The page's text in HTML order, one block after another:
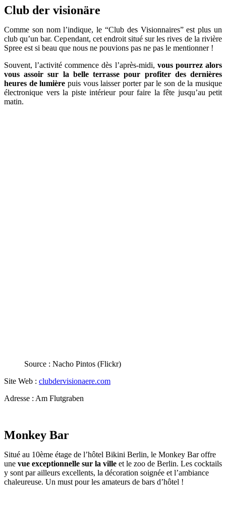
Club der visionäre
Comme son nom l’indique, le “Club des Visionnaires” est plus un
club qu’un bar. Cependant, cet endroit situé sur les rives de la rivière
Spree est si beau que nous ne pouvions pas ne pas le mentionner !
Souvent, l’activité commence dès l’après-midi, vous pourrez alors
vous assoir sur la belle terrasse pour profiter des dernières
heures de lumière puis vous laisser porter par le son de la musique
électronique vers la piste intérieur pour faire la fête jusqu’au petit
matin.
Source : Nacho Pintos (Flickr)
Site Web : clubdervisionaere.com
Adresse : Am Flutgraben
Monkey Bar
Situé au 10ème étage de l’hôtel Bikini Berlin, le Monkey Bar offre
une vue exceptionnelle sur la ville et le zoo de Berlin. Les cocktails
y sont par ailleurs excellents, la décoration soignée et l’ambiance
chaleureuse. Un must pour les amateurs de bars d’hôtel !